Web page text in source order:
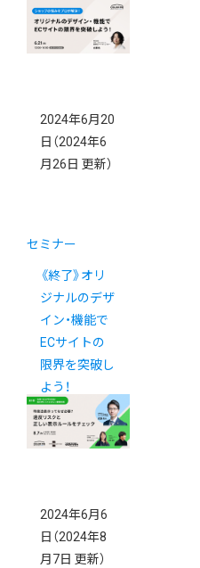
2024年6月20
日 （2024年6
月26日 更新）
セミナー
《終了》オリ
ジナルのデザ
イン・機能で
ECサイトの
限界を突破し
よう！
2024年6月6
日 （2024年8
月7日 更新）